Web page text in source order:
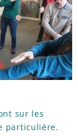
sur les
particulière.